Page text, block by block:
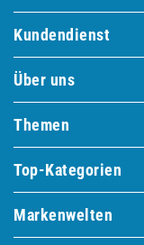
Kundendienst
Über uns
Themen
Top-Kategorien
Markenwelten